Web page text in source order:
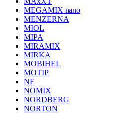
MEGAMIX nano
MENZERNA
MIOL
MIPA
MIRAMIX
MIRKA
MOBIHEL
MOTIP
NF
NOMIX
NORDBERG
NORTON